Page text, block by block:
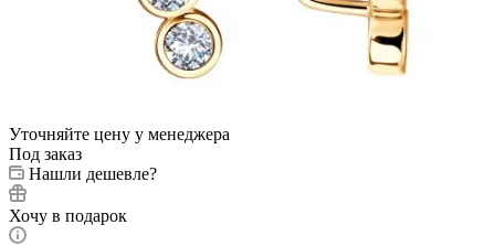
Уточняйте цену у менеджера
Под заказ
Нашли дешевле?
Хочу в подарок